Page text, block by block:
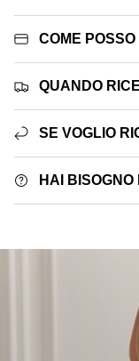
COME
QUANDO
SE VOGLIO
HAI